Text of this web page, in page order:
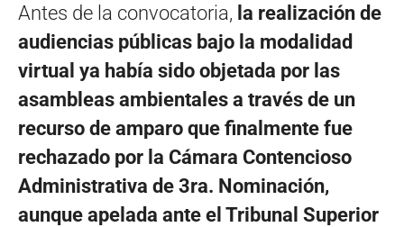
Antes de la convocatoria, la realización de
audiencias públicas bajo la modalidad
virtual ya había sido objetada por las
asambleas ambientales a través de un
recurso de amparo que finalmente fue
rechazado por la Cámara Contencioso
Administrativa de 3ra. Nominación,
aunque apelada ante el Tribunal Superior